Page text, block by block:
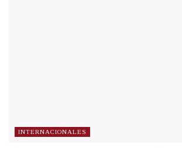
INTERNACIONALES